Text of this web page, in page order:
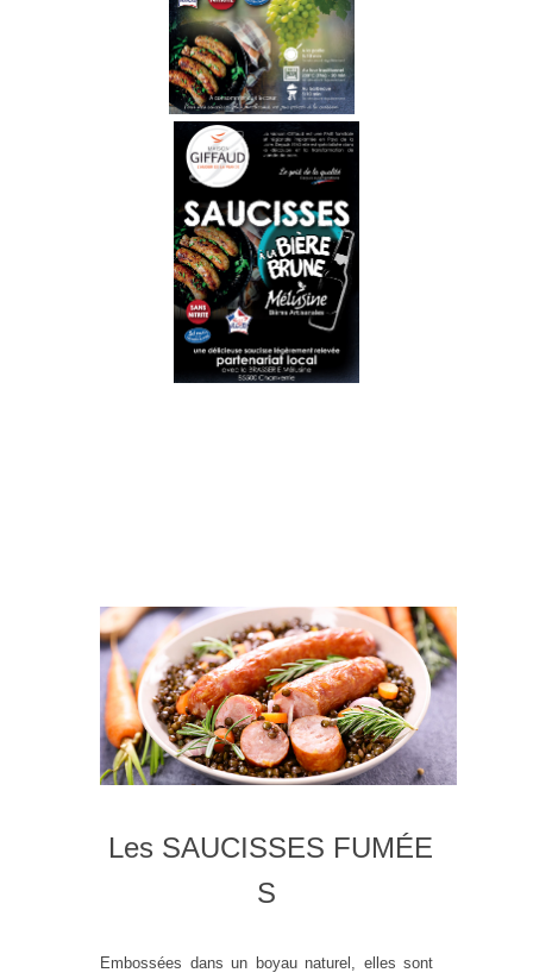
Les SAUCISSES FUMÉE
S
Embossées dans un boyau naturel, elles sont